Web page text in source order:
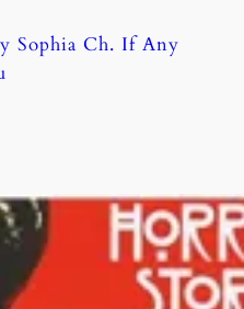
Sophia Ch. If Any